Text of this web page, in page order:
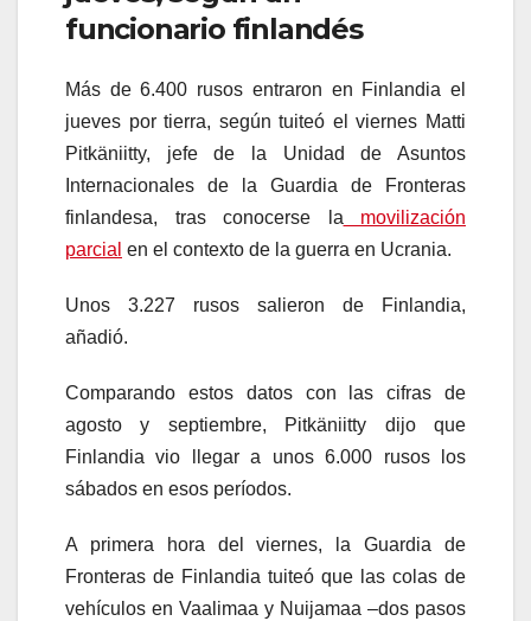
funcionario finlandés
Más de 6.400 rusos entraron en Finlandia el
jueves por tierra, según tuiteó el viernes Matti
Pitkäniitty, jefe de la Unidad de Asuntos
Internacionales de la Guardia de Fronteras
finlandesa, tras conocerse lamovilización
parcial en el contexto de la guerra en Ucrania.
Unos 3.227 rusos salieron de Finlandia,
añadió.
Comparando estos datos con las cifras de
agosto y septiembre, Pitkäniitty dijo que
Finlandia vio llegar a unos 6.000 rusos los
sábados en esos períodos.
A primera hora del viernes, la Guardia de
Fronteras de Finlandia tuiteó que las colas de
vehículos en Vaalimaa y Nuijamaa –dos pasos